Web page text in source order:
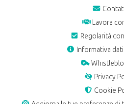
Lavora
Regolarità
Informativa
Privacy
Cookie